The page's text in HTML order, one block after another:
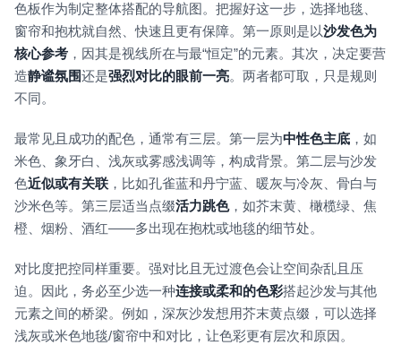
色板作为制定整体搭配的导航图。把握好这一步，选择地毯、
窗帘和抱枕就自然、快速且更有保障。第一原则是以沙发色为
核心参考 ，因其是视线所在与最“恒定”的元素。其次，决定要营
造静谧氛围还是强烈对比的眼前一亮。两者都可取，只是规则
不同。
最常见且成功的配色，通常有三层。第一层为中性色主底 ，如
米色、象牙白、浅灰或雾感浅调等，构成背景。第二层与沙发
色近似或有关联 ，比如孔雀蓝和丹宁蓝、暖灰与冷灰、骨白与
沙米色等。第三层适当点缀活力跳色，如芥末黄、橄榄绿、焦
橙、烟粉、酒红——多出现在抱枕或地毯的细节处。
对比度把控同样重要。强对比且无过渡色会让空间杂乱且压
迫。因此，务必至少选一种连接或柔和的色彩搭起沙发与其他
元素之间的桥梁。例如，深灰沙发想用芥末黄点缀，可以选择
浅灰或米色地毯/窗帘中和对比，让色彩更有层次和原因。